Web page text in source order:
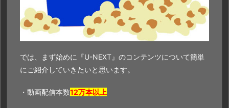
では、まず始めに『U-NEXT』のコンテンツについて簡単
にご紹介していきたいと思います。
・動画配信本数12万本以上